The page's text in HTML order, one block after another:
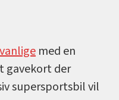
med en
gavekort der
supersportsbil vil